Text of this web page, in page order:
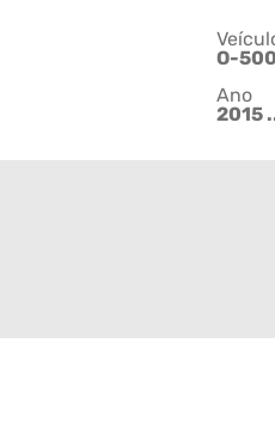
O-500
Ano
2015